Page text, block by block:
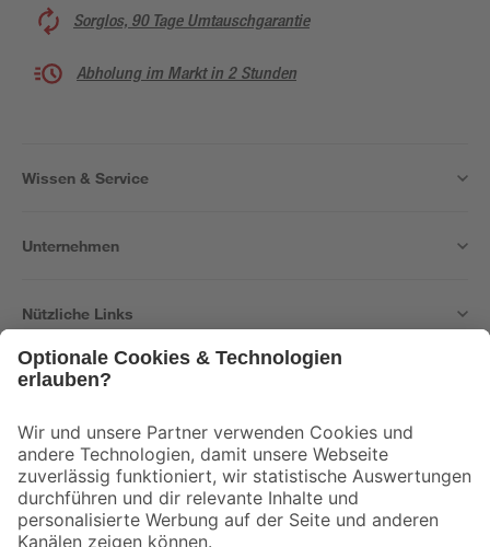
Sorglos, 90 Tage Umtauschgarantie
Abholung im Markt in 2 Stunden
Wissen & Service
Unternehmen
Nützliche Links
Der toom Newsletter: Keine Angebote und Aktionen mehr verpassen!
Zur Newsletter Anmeldung